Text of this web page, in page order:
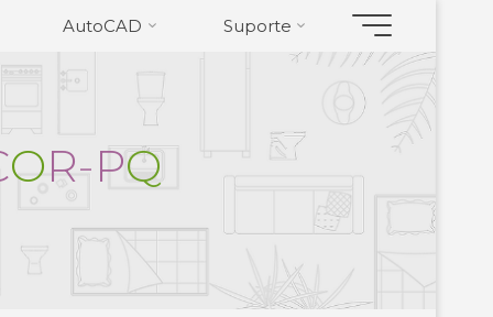
AutoCAD Suporte
OR-PQ